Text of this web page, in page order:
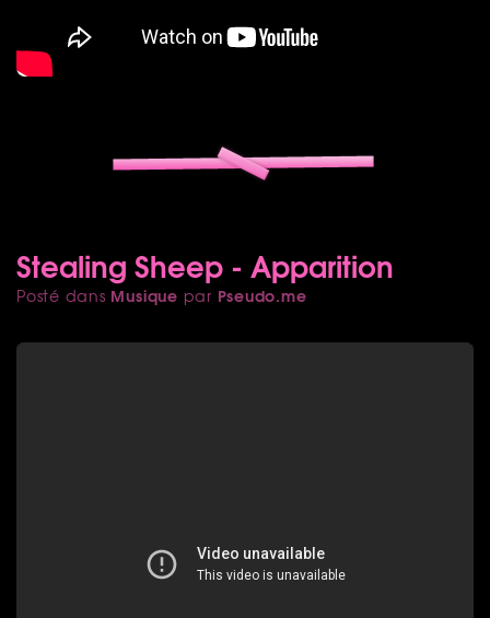
Stealing Sheep - Apparition
Posté dans Musique par Pseudo.me